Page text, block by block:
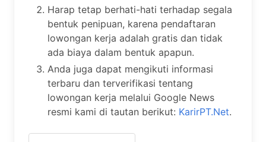
Harap tetap berhati-hati terhadap segala
bentuk penipuan, karena pendaftaran
lowongan kerja adalah gratis dan tidak
ada biaya dalam bentuk apapun.
Anda juga dapat mengikuti informasi
terbaru dan terverifikasi tentang
lowongan kerja melalui Google News
resmi kami di tautan berikut: KarirPT.Net.